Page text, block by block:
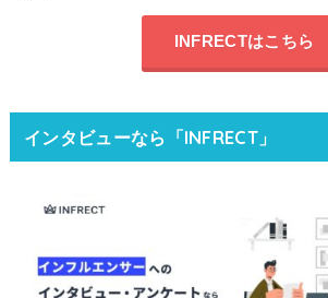
INFRECTはこちら
インタビューなら「INFRECT」